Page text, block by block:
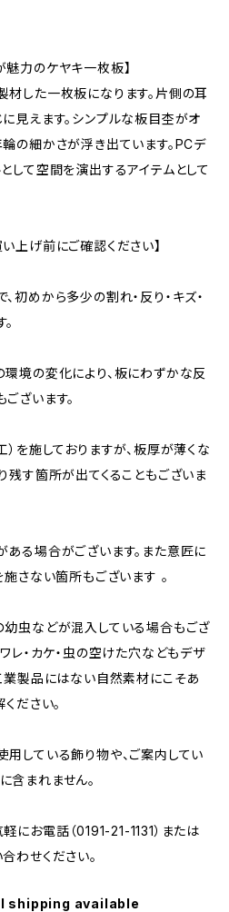
力のケヤキ一枚板】
した一枚板になります。片側の耳
見えます。シンプルな板目杢がオ
の細かさが浮き出ています。PCデ
して空間を演出するアイテムとして
上げ前にご確認ください】
初めから多少の割れ・反り・キズ・
境の変化により、板にわずかな反
ざいます。
）を施しておりますが、板厚が薄くな
残す箇所が出てくることもございま
る場合がございます。また意匠に
さない箇所もございます 。
幼虫などが混入している場合もござ
レ・カケ・虫の空けた穴などもデザ
業製品にはない自然素材にこそあ
ださい。
している飾り物や、ご案内してい
まれません。
にお電話（0191-21-1131）または
わせください。
shipping available